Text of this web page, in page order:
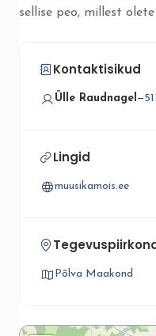
sellise peo, millest
Kontaktisikud
Ülle Raudnagel—
Lingid
muusikamois.ee
Põlva Maakond